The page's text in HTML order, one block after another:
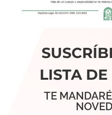
LISTA DE
TE